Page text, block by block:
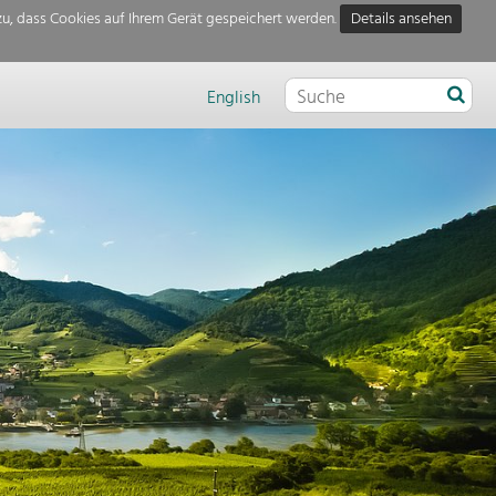
dass Cookies auf Ihrem Gerät gespeichert werden.
Details ansehen
English